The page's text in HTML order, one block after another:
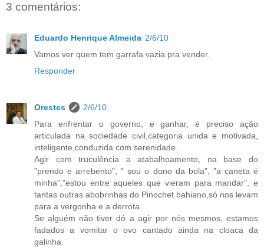
3 comentários:
Eduardo Henrique Almeida 2/6/10
Vamos ver quem tem garrafa vazia pra vender.
Responder
Orestes
2/6/10
Para enfrentar o governo, e ganhar, é preciso ação
articulada na sociedade civil,categoria unida e motivada,
inteligente,conduzida com serenidade.
Agir com truculência a atabalhoamento, na base do
"prendo e arrebento", " sou o dono da bola", "a caneta é
minha","estou entre aqueles que vieram para mandar", e
tantas outras abobrinhas do Pinochet bahiano,só nos levam
para a vergonha e a derrota.
Se alguém não tiver dó a agir por nós mesmos, estamos
fadados a vomitar o ovo cantado ainda na cloaca da
galinha.